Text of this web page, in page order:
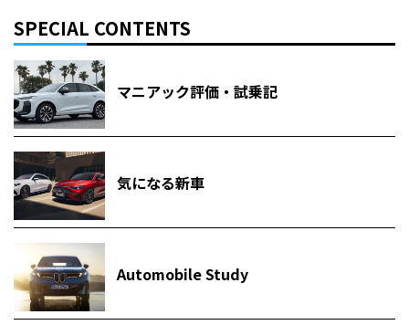
SPECIAL CONTENTS
マニアック評価・試乗記
気になる新車
Automobile Study